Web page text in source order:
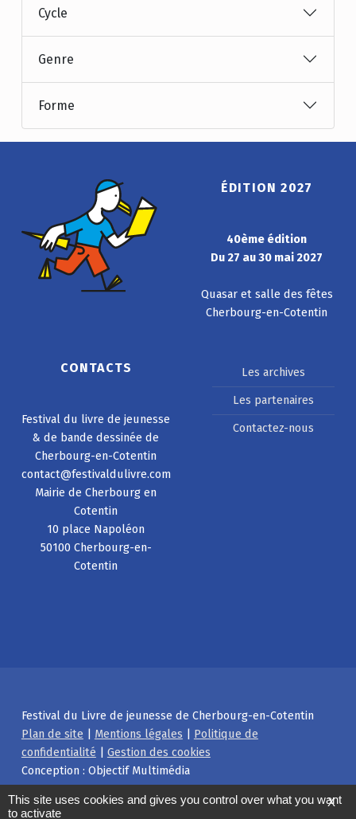
Cycle
Genre
Forme
ÉDITION 2027
40ème édition
Du 27 au 30 mai 2027
Quasar et salle des fêtes
Cherbourg-en-Cotentin
CONTACTS
Festival du livre de jeunesse
& de bande dessinée de
Cherbourg-en-Cotentin
contact@festivaldulivre.com
Mairie de Cherbourg en
Cotentin
10 place Napoléon
50100 Cherbourg-en-
Cotentin
Les archives
Les partenaires
Contactez-nous
Festival du Livre de jeunesse de Cherbourg-en-Cotentin
Plan de site | Mentions légales | Politique de
confidentialité | Gestion des cookies
Conception : Objectif Multimédia
Facebook
Instagram
Back to top ↑ X
This site uses cookies and gives you control over what you want
to activate